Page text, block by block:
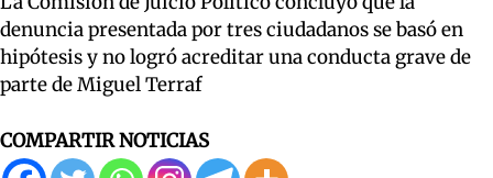
denuncia presentada por tres ciudadanos se basó en
hipótesis y no logró acreditar una conducta grave de
parte de Miguel Terraf
COMPARTIR NOTICIAS